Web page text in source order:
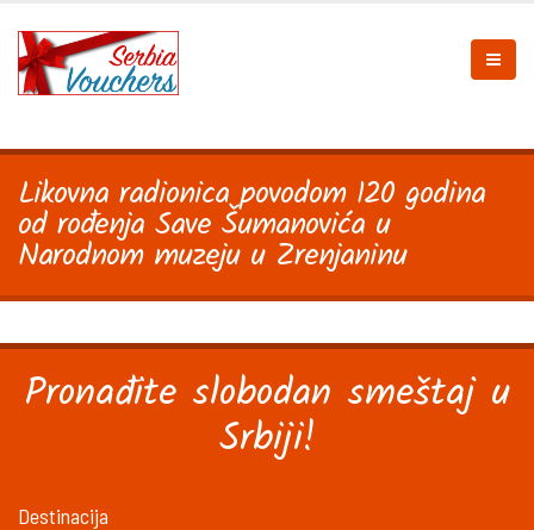
Likovna radionica povodom 120 godina
od rođenja Save Šumanovića u
Narodnom muzeju u Zrenjaninu
Pronađite slobodan smeštaj u
Srbiji!
Destinacija